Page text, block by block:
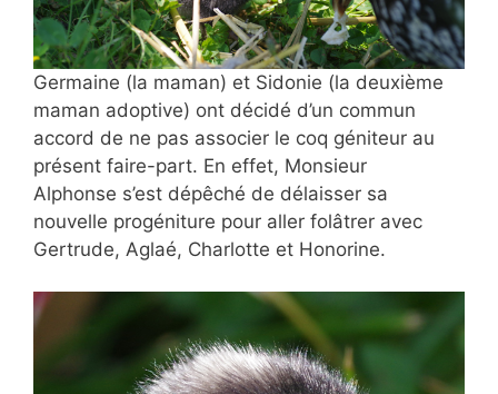
Germaine (la maman) et Sidonie (la deuxième
maman adoptive) ont décidé d’un commun
accord de ne pas associer le coq géniteur au
présent faire-part. En effet, Monsieur
Alphonse s’est dépêché de délaisser sa
nouvelle progéniture pour aller folâtrer avec
Gertrude, Aglaé, Charlotte et Honorine.